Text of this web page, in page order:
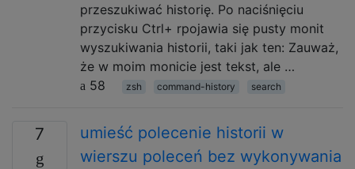
przeszukiwać historię. Po naciśnięciu
przycisku Ctrl+ rpojawia się pusty monit
wyszukiwania historii, taki jak ten: Zauważ,
że w moim monicie jest tekst, ale …
58
zsh command-history search
7
umieść polecenie historii w
wierszu poleceń bez wykonywania